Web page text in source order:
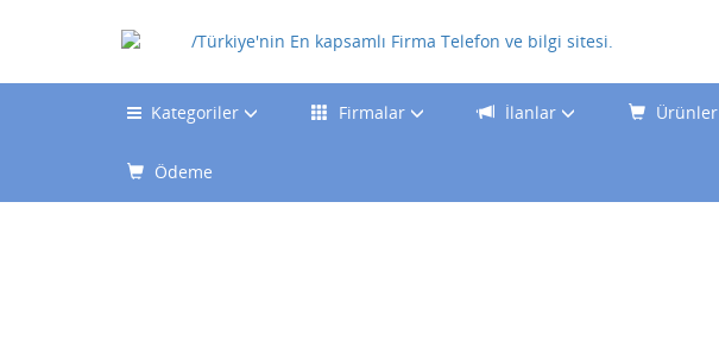
Kategoriler Firmalar İlanlar Ürünler
Ödeme